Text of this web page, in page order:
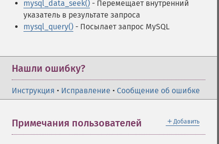
mysql_data_seek() - Перемещает внутренний
указатель в результате запроса
mysql_query() - Посылает запрос MySQL
Нашли ошибку?
Инструкция • Исправление • Сообщение об ошибке
＋ Добавить
Примечания пользователей